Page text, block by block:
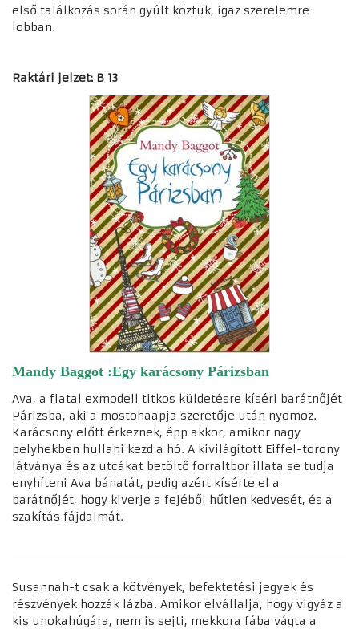
Mandy Baggot :Egy karácsony Párizsban
Ava, a fiatal exmodell titkos küldetésre kíséri barátnőjét
Párizsba, aki a mostohaapja szeretője után nyomoz.
Karácsony előtt érkeznek, épp akkor, amikor nagy
pelyhekben hullani kezd a hó. A kivilágított Eiffel-torony
látványa és az utcákat betöltő forraltbor illata se tudja
enyhíteni Ava bánatát, pedig azért kísérte el a
barátnőjét, hogy kiverje a fejéből hűtlen kedvesét, és a
szakítás fájdalmát.
első találkozás során gyúlt köztük, igaz szerelemre
lobban.
Raktári jelzet: B 13
Susannah-t csak a kötvények, befektetési jegyek és
részvények hozzák lázba. Amikor elvállalja, hogy vigyáz a
kis unokahúgára, nem is sejti, mekkora fába vágta a